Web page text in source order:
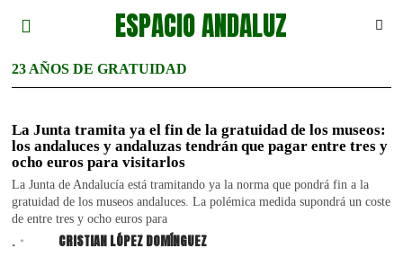
ESPACIO ANDALUZ
23 AÑOS DE GRATUIDAD
La Junta tramita ya el fin de la gratuidad de los museos:
los andaluces y andaluzas tendrán que pagar entre tres y
ocho euros para visitarlos
La Junta de Andalucía está tramitando ya la norma que pondrá fin a la
gratuidad de los museos andaluces. La polémica medida supondrá un coste
de entre tres y ocho euros para
. CRISTIAN LÓPEZ DOMÍNGUEZ